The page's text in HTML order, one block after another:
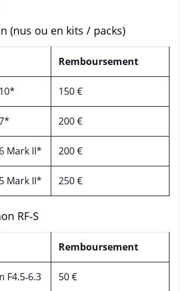
(nus ou en kits / packs)
Remboursement
150 €
200 €
Mark II* 200 €
Mark II* 250 €
RF‑S
Remboursement
F4.5‑6.3
50 €